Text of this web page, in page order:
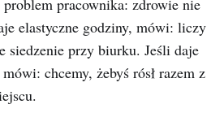
pracownika: zdrowie nie
elastyczne godziny, mówi: liczy
siedzenie przy biurku. Jeśli daje
chcemy, żebyś rósł razem z